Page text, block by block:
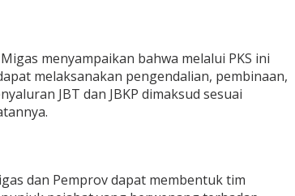
menyampaikan bahwa melalui PKS ini
melaksanakan pengendalian, pembinaan,
JBT dan JBKP dimaksud sesuai
dan Pemprov dapat membentuk tim